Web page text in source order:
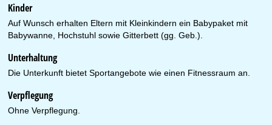
Kinder
Auf Wunsch erhalten Eltern mit Kleinkindern ein Babypaket mit
Babywanne, Hochstuhl sowie Gitterbett (gg. Geb.).
Unterhaltung
Die Unterkunft bietet Sportangebote wie einen Fitnessraum an.
Verpflegung
Ohne Verpflegung.